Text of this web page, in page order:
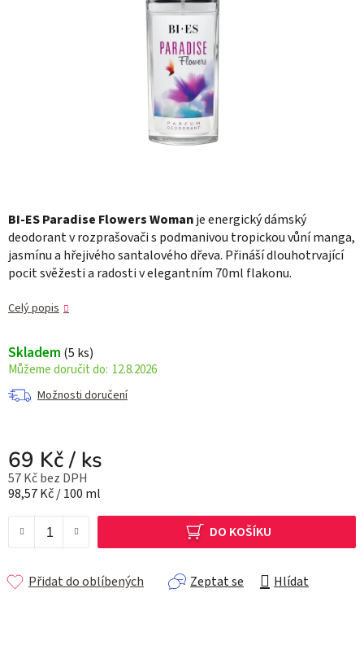
BI-ES Paradise Flowers Womanje energický dámský
deodorant v rozprašovači s podmanivou tropickou vůní manga,
jasmínu a hřejivého santalového dřeva. Přináší dlouhotrvající
pocit svěžesti a radosti v elegantním 70ml flakonu.
Celý popis
Skladem (5 ks)
12.8.2026
Možnosti doručení
69 Kč/ ks
57 Kč bez DPH
Měrná cena:
98,57 Kč / 100 ml
DO KOŠÍKU
Zeptat se Hlídat
Přidat do oblíbených